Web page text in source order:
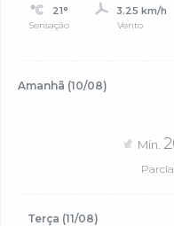
21°
Sensação
3.25 km/h
Vento
Amanhã (10/08)
Mín.
Terça (11/08)